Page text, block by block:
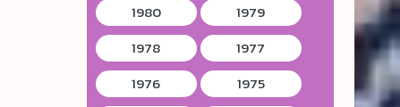
1980
1979
1978
1977
1976
1975